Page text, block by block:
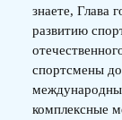
знаете, Глава
развитию
спортсмены
комплексные